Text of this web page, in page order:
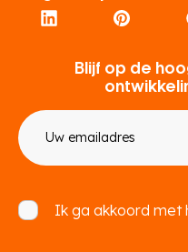
Blijf op de
mailadres
Ik ga akkoord met